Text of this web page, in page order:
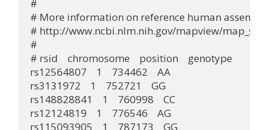
#
# More information on reference human
# http://www.ncbi.nlm.nih.gov/mapview/
#
# rsid    chromosome    position    genotype
rs12564807    1    734462    AA
rs3131972    1    752721    GG
rs148828841    1    760998    CC
rs12124819    1    776546    AG
rs115093905    1    787173    GG